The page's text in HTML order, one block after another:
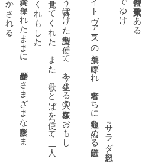
『サラダ記念日』